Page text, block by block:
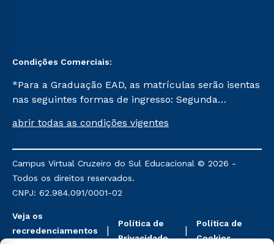
Condições Comerciais:
*Para a Graduação EAD, as matrículas serão isentas
nas seguintes formas de ingresso: Segunda
Já para as demais, a taxa de matrícula será de R$
mencionadas são referentes aos cursos: Ensino
Religioso, Geografia para a Docência e Metodologia
do Ensino de História: Questões Atuais.
abrir todas as condições vigentes
Campus Virtual Cruzeiro do Sul Educacional © 2026 -
Todos os direitos reservados.
CNPJ: 62.984.091/0001-02
Veja os
recredenciamentos
Política de
Privacidade
Política de
Cookies